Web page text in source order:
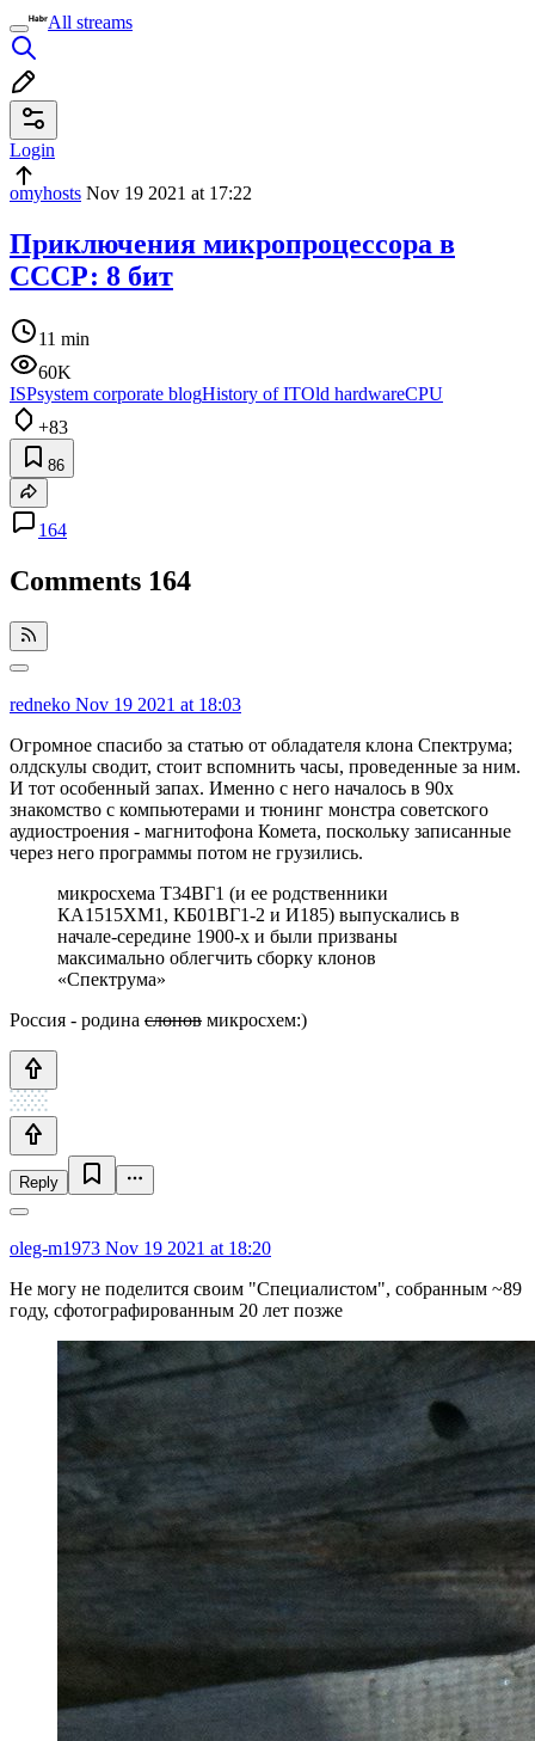
All streams
Login
omyhosts Nov 19 2021 at 17:22
Приключения микропроцессора в
СССР: 8 бит
11 min
60K
ISPsystem corporate blogHistory of ITOld hardwareCPU
+83
86
164
Comments 164
redneko Nov 19 2021 at 18:03
Огромное спасибо за статью от обладателя клона Спектрума;
олдскулы сводит, стоит вспомнить часы, проведенные за ним.
И тот особенный запах. Именно с него началось в 90х
знакомство с компьютерами и тюнинг монстра советского
аудиостроения - магнитофона Комета, поскольку записанные
через него программы потом не грузились.
микросхема Т34ВГ1 (и ее родственники
КА1515ХМ1, КБ01ВГ1-2 и И185) выпускались в
начале-середине 1900-х и были призваны
максимально облегчить сборку клонов
«Спектрума»
Россия - родина слонов микросхем:)
Reply
oleg-m1973 Nov 19 2021 at 18:20
Не могу не поделится своим "Специалистом", собранным ~89
году, сфотографированным 20 лет позже